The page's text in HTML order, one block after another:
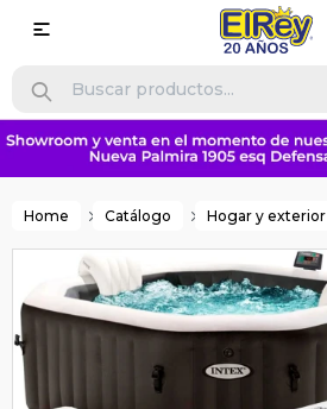

Home Catálogo Hogar y exterior